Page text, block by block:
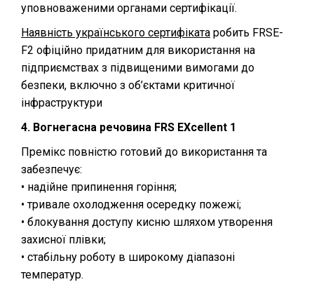
уповноваженими органами сертифікації.
Наявність українського сертифіката робить FRSE-
F2 офіційно придатним для використання на
підприємствах з підвищеними вимогами до
безпеки, включно з об’єктами критичної
інфраструктури
4. Вогнегасна речовина FRS EXcellent 1
Премікс повністю готовий до використання та
забезпечує:
• надійне припинення горіння;
• тривале охолодження осередку пожежі;
• блокування доступу кисню шляхом утворення
захисної плівки;
• стабільну роботу в широкому діапазоні
температур.